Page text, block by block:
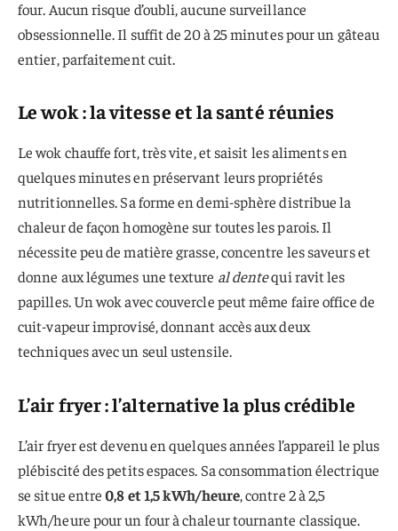
four. Aucun risque d’oubli, aucune surveillance
obsessionnelle. Il suffit de 20 à 25 minutes pour un gâteau
entier, parfaitement cuit.
Le wok : la vitesse et la santé réunies
Le wok chauffe fort, très vite, et saisit les aliments en
quelques minutes en préservant leurs propriétés
nutritionnelles. Sa forme en demi-sphère distribue la
chaleur de façon homogène sur toutes les parois. Il
nécessite peu de matière grasse, concentre les saveurs et
donne aux légumes une texture al dentequi ravit les
papilles. Un wok avec couvercle peut même faire office de
cuit-vapeur improvisé, donnant accès aux deux
techniques avec un seul ustensile.
L’air fryer : l’alternative la plus crédible
L’air fryer est devenu en quelques années l’appareil le plus
plébiscité des petits espaces. Sa consommation électrique
se situe entre0,8 et 1,5 kWh/heure, contre 2 à 2,5
kWh/heure pour un four à chaleur tournante classique.